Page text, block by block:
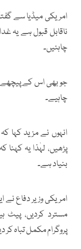
امریکی میڈیا سے
ناقابل قبول ہے یہ
چاہئیں۔
جو بھی اس کے پیچھے
چاہیے۔
انہوں نے مزید کہا
پڑھیں، لہٰذا یہ
بنیاد ہے۔
امریکی وزیر دفاع
مسترد کردیں، پیٹ
پروگرام مکمل تباہ کر